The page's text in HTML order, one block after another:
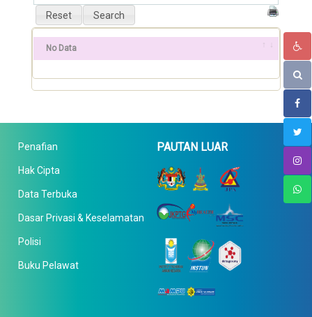
No Data
Penafian
Hak Cipta
Data Terbuka
Dasar Privasi & Keselamatan
Polisi
Buku Pelawat
PAUTAN LUAR